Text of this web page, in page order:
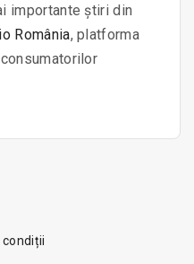
importante știri din
România, platforma
condiții